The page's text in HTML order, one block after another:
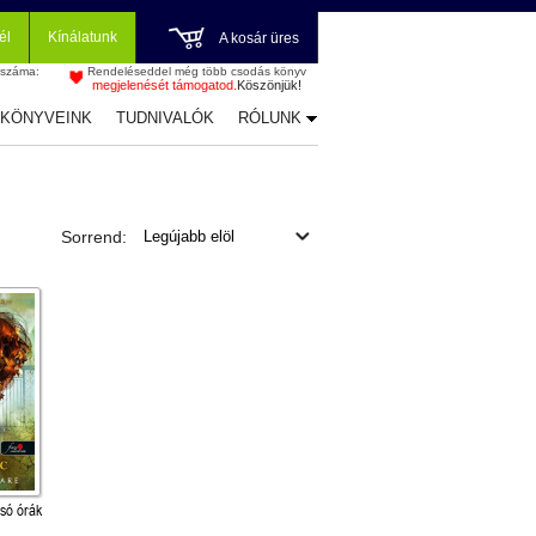
Kínálatunk A kosár üres
Rendeléseddel még több csodás könyv
megjelenését támogatod. Köszönjük!
TUDNIVALÓK RÓLUNK
Sorrend:
órák